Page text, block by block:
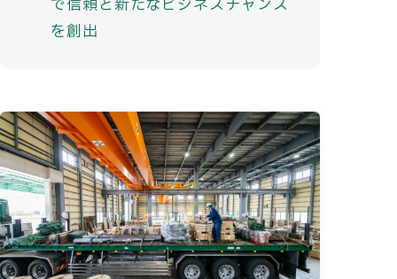
で信頼と新たなビジネスチャンス
を創出